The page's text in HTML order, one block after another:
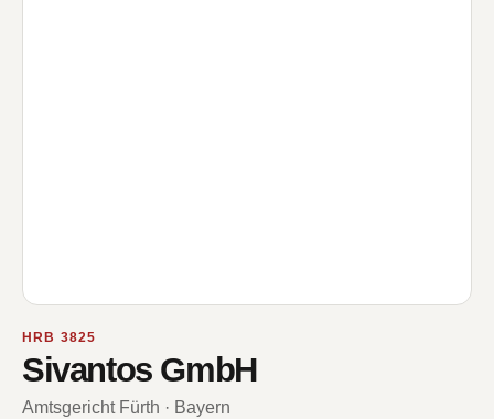
HRB 3825
Sivantos GmbH
Amtsgericht Fürth · Bayern